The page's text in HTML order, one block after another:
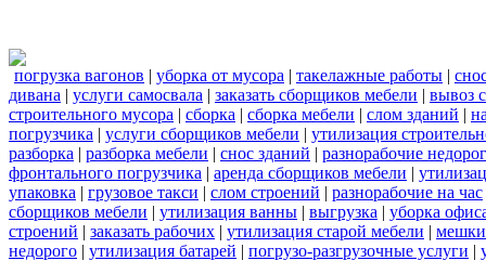
погрузка вагонов | уборка от мусора | такелажные работы |
дивана | услуги самосвала | заказать сборщиков мебели | вывоз
строительного мусора | сборка | сборка мебели | слом зданий |
погрузчика | услуги сборщиков мебели | утилизация
разборка | разборка мебели | снос зданий | разнорабочие
фронтального погрузчика | аренда сборщиков мебели |
упаковка | грузовое такси | слом строений | разнорабочие на час
сборщиков мебели | утилизация ванны | выгрузка | уборка
строений | заказать рабочих | утилизация старой мебели |
недорого | утилизация батарей | погрузо-разгрузочные услуги |